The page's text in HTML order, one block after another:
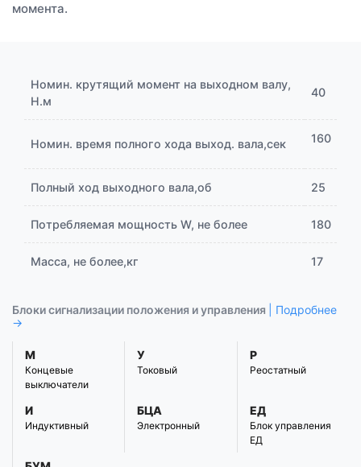
момента.
Номин. крутящий момент на выходном валу,
Н.м
40
Номин. время полного хода выход. вала,сек 160
Полный ход выходного вала,об 25
Потребляемая мощность W, не более 180
Масса, не более,кг 17
Блоки сигнализации положения и управления
| Подробнее
→
М
Концевые
выключатели
У
Токовый
Р
Реостатный
И
Индуктивный
БЦА
Электронный
ЕД
Блок управления
ЕД